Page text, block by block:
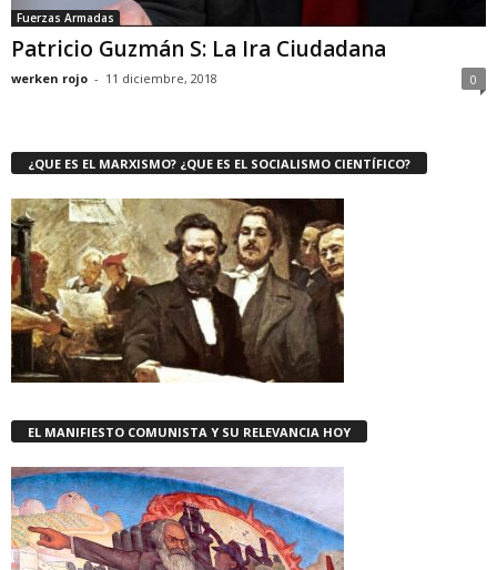
Fuerzas Armadas
Patricio Guzmán S: La Ira Ciudadana
werken rojo - 11 diciembre, 2018 0
¿QUE ES EL MARXISMO? ¿QUE ES EL SOCIALISMO CIENTÍFICO?
EL MANIFIESTO COMUNISTA Y SU RELEVANCIA HOY